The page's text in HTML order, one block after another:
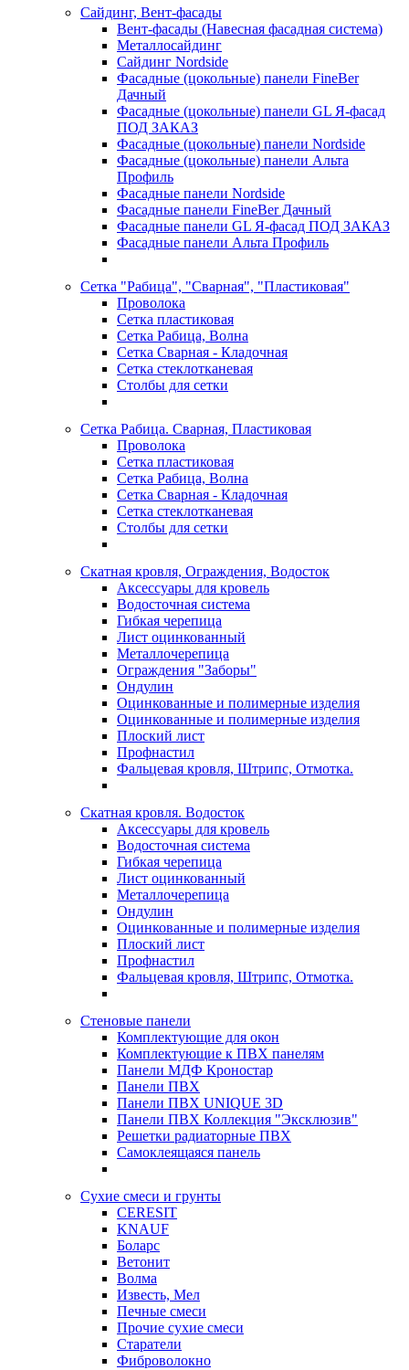
Сайдинг, Вент-фасады
Вент-фасады (Навесная фасадная система)
Металлосайдинг
Сайдинг Nordside
Фасадные (цокольные) панели FineBer
Дачный
Фасадные (цокольные) панели GL Я-фасад
ПОД ЗАКАЗ
Фасадные (цокольные) панели Nordside
Фасадные (цокольные) панели Альта
Профиль
Фасадные панели Nordside
Фасадные панели FineBer Дачный
Фасадные панели GL Я-фасад ПОД ЗАКАЗ
Фасадные панели Альта Профиль
Сетка "Рабица", "Сварная", "Пластиковая"
Проволока
Сетка пластиковая
Сетка Рабица, Волна
Сетка Сварная - Кладочная
Сетка стеклотканевая
Столбы для сетки
Сетка Рабица. Сварная, Пластиковая
Проволока
Сетка пластиковая
Сетка Рабица, Волна
Сетка Сварная - Кладочная
Сетка стеклотканевая
Столбы для сетки
Скатная кровля, Ограждения, Водосток
Аксессуары для кровель
Водосточная система
Гибкая черепица
Лист оцинкованный
Металлочерепица
Ограждения "Заборы"
Ондулин
Оцинкованные и полимерные изделия
Оцинкованные и полимерные изделия
Плоский лист
Профнастил
Фальцевая кровля, Штрипс, Отмотка.
Скатная кровля. Водосток
Аксессуары для кровель
Водосточная система
Гибкая черепица
Лист оцинкованный
Металлочерепица
Ондулин
Оцинкованные и полимерные изделия
Плоский лист
Профнастил
Фальцевая кровля, Штрипс, Отмотка.
Стеновые панели
Комплектующие для окон
Комплектующие к ПВХ панелям
Панели МДФ Кроностар
Панели ПВХ
Панели ПВХ UNIQUE 3D
Панели ПВХ Коллекция "Эксклюзив"
Решетки радиаторные ПВХ
Самоклеящаяся панель
Сухие смеси и грунты
CERESIT
KNAUF
Боларс
Ветонит
Волма
Известь, Мел
Печные смеси
Прочие сухие смеси
Старатели
Фиброволокно